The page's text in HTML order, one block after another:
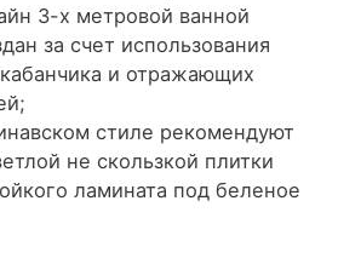
3-х метровой ванной
за счет использования
и отражающих
стиле рекомендуют
не скользкой плитки
ламината под беленое